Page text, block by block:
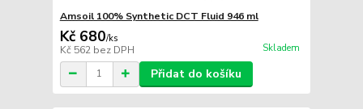
Amsoil 100% Synthetic DCT Fluid 946 ml
Kč 680/ks
Kč 562 bez DPH Skladem
Přidat do košíku